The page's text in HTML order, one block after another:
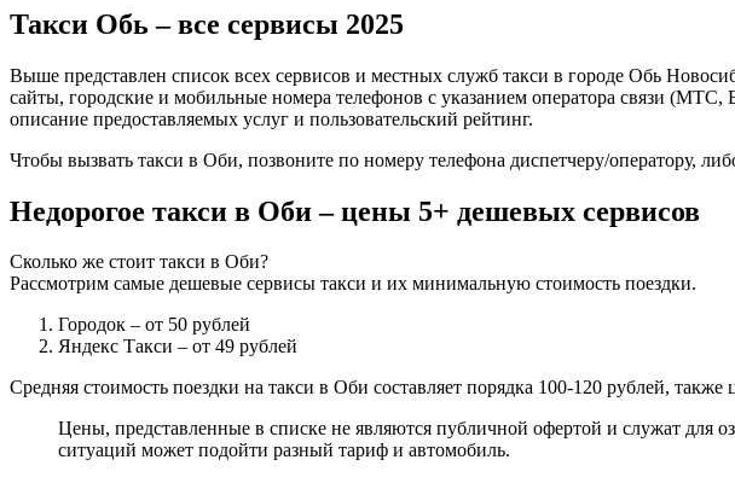
Такси Обь – все сервисы 2025
Выше представлен список всех сервисов и местных служб такси в городе Обь
сайты, городские и мобильные номера телефонов с указанием оператора связи
описание предоставляемых услуг и пользовательский рейтинг.
Чтобы вызвать такси в Оби, позвоните по номеру телефона диспетчеру/оператору,
Недорогое такси в Оби – цены 5+ дешевых сервисов
Сколько же стоит такси в Оби?
Рассмотрим самые дешевые сервисы такси и их минимальную стоимость поездки.
Городок – от 50 рублей
Яндекс Такси – от 49 рублей
Средняя стоимость поездки на такси в Оби составляет порядка 100-120 рублей,
Цены, представленные в списке не являются публичной офертой и служат для
ситуаций может подойти разный тариф и автомобиль.